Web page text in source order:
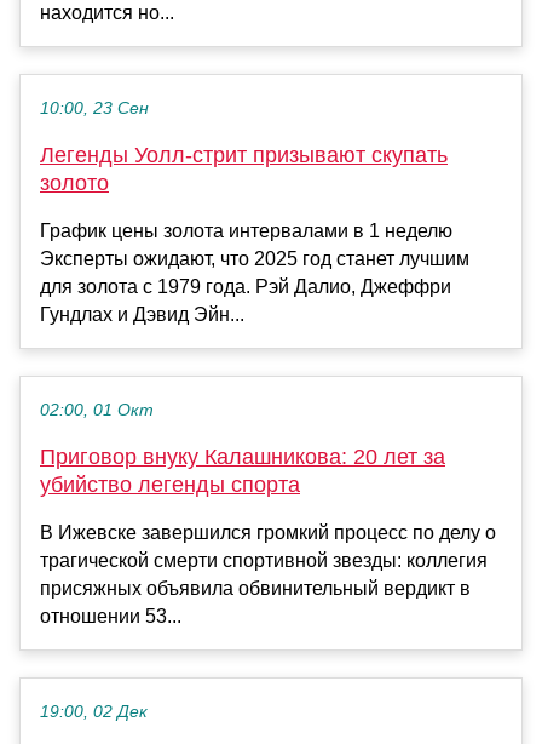
находится но...
10:00, 23 Сен
Легенды Уолл-стрит призывают скупать
золото
График цены золота интервалами в 1 неделю
Эксперты ожидают, что 2025 год станет лучшим
для золота с 1979 года. Рэй Далио, Джеффри
Гундлах и Дэвид Эйн...
02:00, 01 Окт
Приговор внуку Калашникова: 20 лет за
убийство легенды спорта
В Ижевске завершился громкий процесс по делу о
трагической смерти спортивной звезды: коллегия
присяжных объявила обвинительный вердикт в
отношении 53...
19:00, 02 Дек